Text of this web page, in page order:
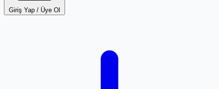
Giriş Yap / Üye Ol